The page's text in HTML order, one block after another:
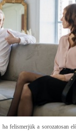
felismerjük a sorozatosan